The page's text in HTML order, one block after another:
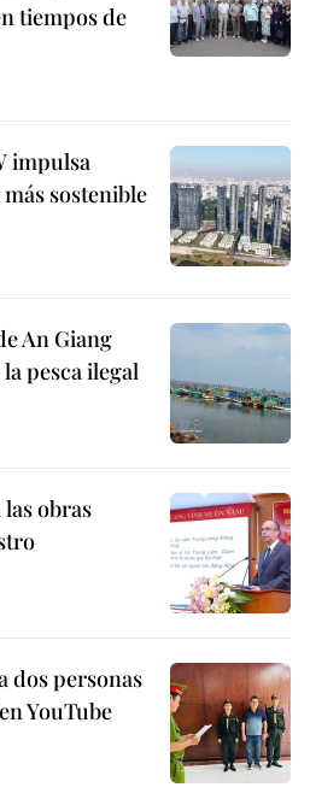
tiempos de
impulsa
sostenible
An Giang
pesca ilegal
obras
dos personas
YouTube